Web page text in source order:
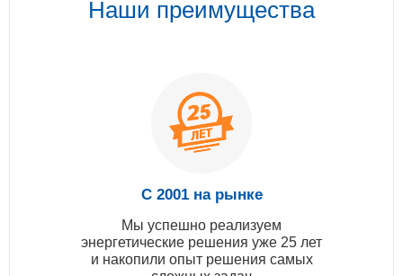
Наши преимущества
С 2001 на рынке
Мы успешно реализуем
энергетические решения уже 25 лет
и накопили опыт решения самых